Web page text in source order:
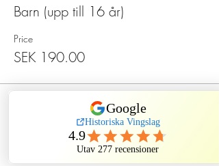
Barn (upp till 16 år)
Price
SEK 190.00
Spökmiddag på Sten Sture